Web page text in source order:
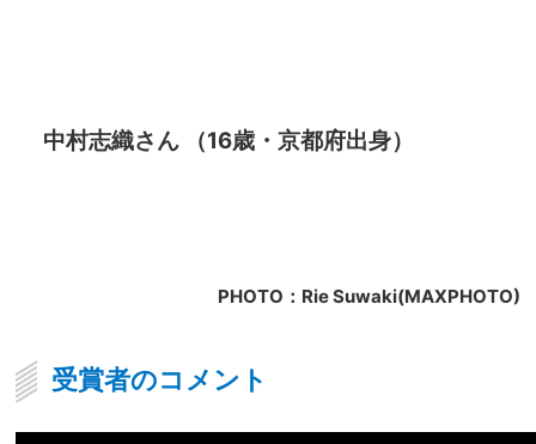
中村志織さん （16歳・京都府出身）
PHOTO：Rie Suwaki(MAXPHOTO)
受賞者のコメント